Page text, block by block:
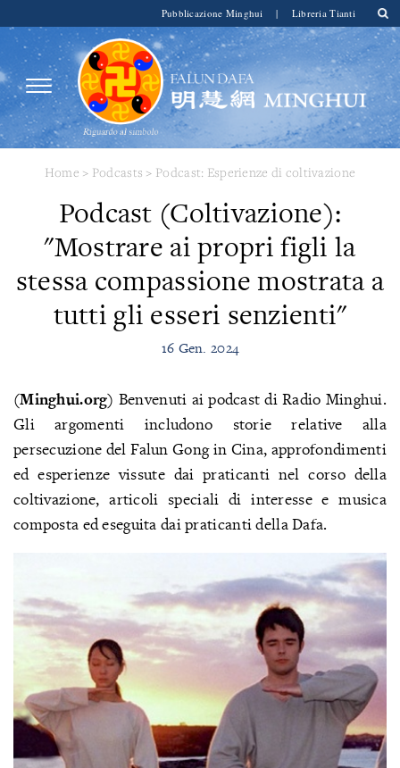
Pubblicazione Minghui | Libreria Tianti
Home > Podcasts > Podcast: Esperienze di coltivazione
Podcast (Coltivazione):
"Mostrare ai propri figli la
stessa compassione mostrata a
tutti gli esseri senzienti"
16 Gen. 2024
(Minghui.org) Benvenuti ai podcast di Radio Minghui.
Gli argomenti includono storie relative alla
persecuzione del Falun Gong in Cina, approfondimenti
ed esperienze vissute dai praticanti nel corso della
coltivazione, articoli speciali di interesse e musica
composta ed eseguita dai praticanti della Dafa.